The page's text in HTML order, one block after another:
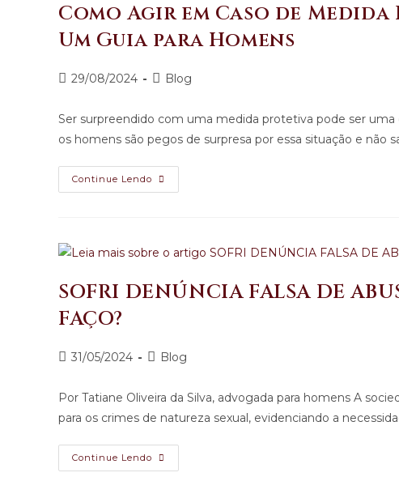
Como Agir em Caso de
Um Guia para Homens
29/08/2024 Blog
Ser surpreendido com uma medida protetiva pode ser
os homens são pegos de surpresa por essa situação e não
Continue Lendo
SOFRI DENÚNCIA FALSA DE
FAÇO?
31/05/2024 Blog
Por Tatiane Oliveira da Silva, advogada para homens A
para os crimes de natureza sexual, evidenciando a
Continue Lendo